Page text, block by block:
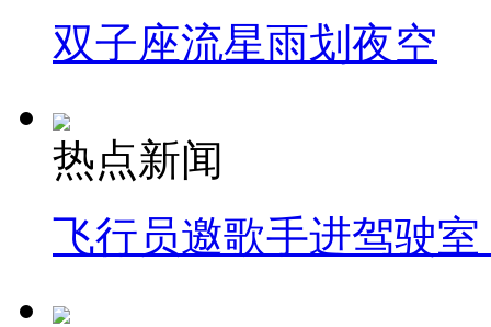
双子座流星雨划夜空
热点新闻
飞行员邀歌手进驾驶